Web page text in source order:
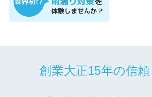
創業大正15年の信